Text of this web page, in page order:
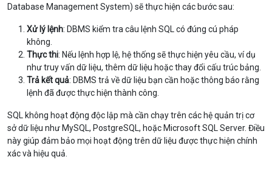
Database Management System) sẽ thực hiện các bước sau:
Xử lý lệnh: DBMS kiểm tra câu lệnh SQL có đúng cú pháp
không.
Thực thi: Nếu lệnh hợp lệ, hệ thống sẽ thực hiện yêu cầu, ví dụ
như truy vấn dữ liệu, thêm dữ liệu hoặc thay đổi cấu trúc bảng.
Trả kết quả: DBMS trả về dữ liệu bạn cần hoặc thông báo rằng
lệnh đã được thực hiện thành công.
SQL không hoạt động độc lập mà cần chạy trên các hệ quản trị cơ
sở dữ liệu như MySQL, PostgreSQL, hoặc Microsoft SQL Server. Điều
này giúp đảm bảo mọi hoạt động trên dữ liệu được thực hiện chính
xác và hiệu quả.